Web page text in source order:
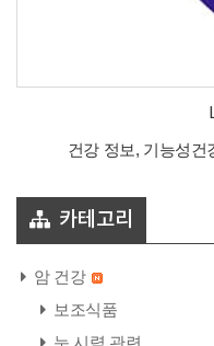
건강 정보, 기능성건
카테고리
암 건강
보조식품